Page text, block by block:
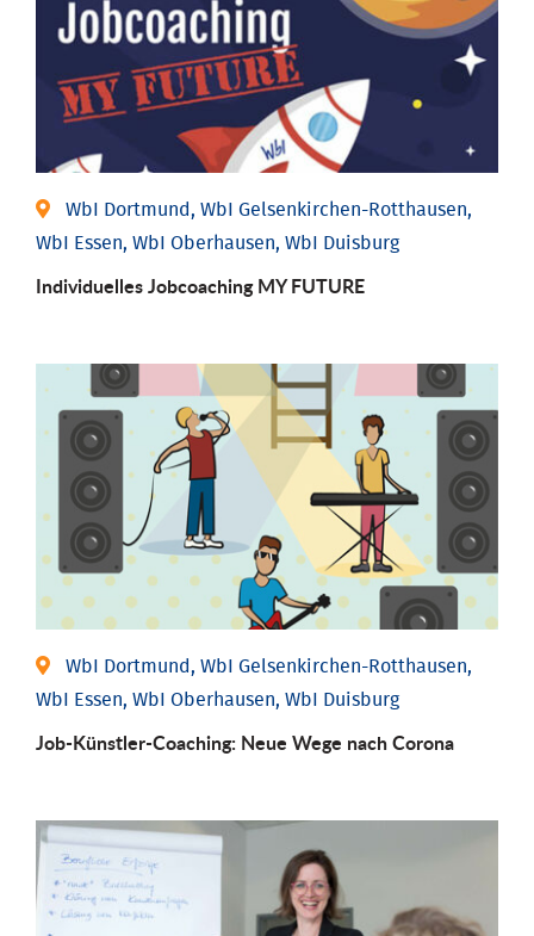
WbI Dortmund, WbI Gelsenkirchen-Rotthausen,
WbI Essen, WbI Oberhausen, WbI Duisburg
Individuelles Jobcoaching MY FUTURE
WbI Dortmund, WbI Gelsenkirchen-Rotthausen,
WbI Essen, WbI Oberhausen, WbI Duisburg
Job-Künstler-Coaching: Neue Wege nach Corona